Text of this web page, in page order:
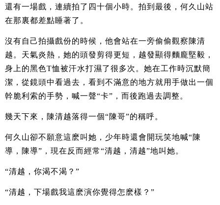
還有一場戲，連續拍了四十個小時。拍到最後，何久山站
在那裏都差點睡著了。
沒有自己拍攝戲份的時候，他會站在一旁偷偷觀察陳清
越。天氣炎熱，她的頭發剪得更短，越發顯得麵龐堅毅，
身上的黑色T恤被汗水打濕了很多次。她在工作時沉默簡
潔，從鏡頭中看過去，看到不滿意的地方就用手做出一個
幹脆利索的手勢，喊一聲“卡”，而後跑過去調整。
幾天下來，陳清越落得一個“陳哥”的稱呼。
何久山卻不願意這麽叫她，少年時還會開玩笑地喊“陳
導，陳導”，現在反而經常“清越，清越”地叫她。
“清越，你渴不渴？”
“清越，下場戲我這麽演你覺得怎麽樣？”